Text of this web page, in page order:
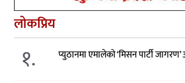
लोकप्रिय
१. प्युठानमा एमालेको ‘मिसन पार्टी